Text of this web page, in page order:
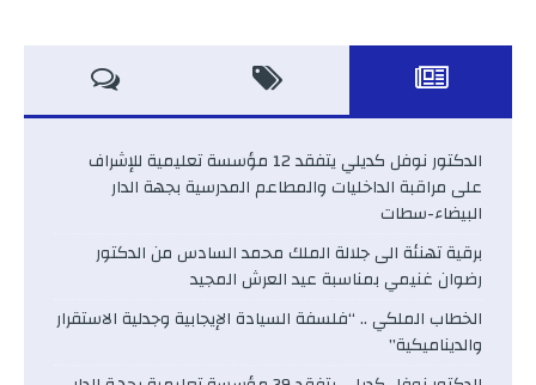
الدكتور نوفل كديلي يتفقد 12 مؤسسة تعليمية للإشراف
على مراقبة الداخليات والمطاعم المدرسية بجهة الدار
البيضاء-سطات
برقية تهنئة الى جلالة الملك محمد السادس من الدكتور
رضوان غنيمي بمناسبة عيد العرش المجيد
الخطاب الملكي .. “فلسفة السيادة الإيجابية وجدلية الاستقرار
والديناميكية”